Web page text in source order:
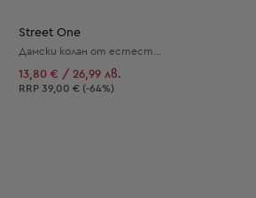
Street One
13,80 € / 26,99 лв.
Препоръчителна цена:
RRP 39,00 € (-64%)